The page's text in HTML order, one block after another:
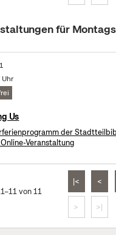
für
Uhr
Us
der
Veranstaltung
von 11
|< <
> >|